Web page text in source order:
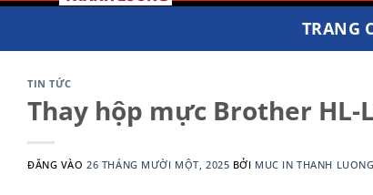
TRANG
TIN TỨC
Thay hộp mực Brother HL-
ĐĂNG VÀO26 THÁNG MƯỜI MỘT, 2025 BỞI MUC IN THANH LUONG